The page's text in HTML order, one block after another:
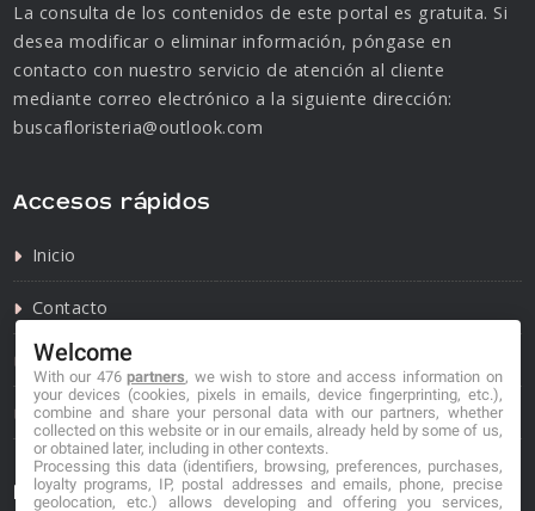
La consulta de los contenidos de este portal es gratuita. Si
desea modificar o eliminar información, póngase en
contacto con nuestro servicio de atención al cliente
mediante correo electrónico a la siguiente dirección:
buscafloristeria@outlook.com
Accesos rápidos
Inicio
Contacto
Política de privacidad
Política de cookies
Información de contacto
Welcome
With our 476partners, we wish to store and access information on
your devices (cookies, pixels in emails, device fingerprinting, etc.),
combine and share your personal data with our partners, whether
collected on this website or in our emails, already held by some of us,
or obtained later, including in other contexts.
Processing this data (identifiers, browsing, preferences, purchases,
loyalty programs, IP, postal addresses and emails, phone, precise
geolocation, etc.) allows developing and offering you services,